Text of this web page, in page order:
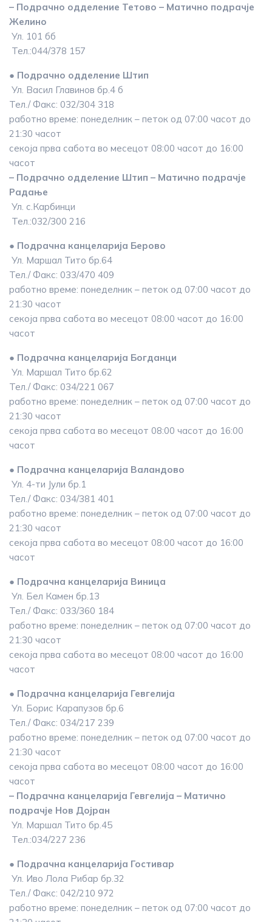
– Подрачно одделение Тетово – Матично подрачје
Желино
Ул. 101 бб
Тел.:044/378 157
● Подрачно одделение Штип
Ул. Васил Главинов бр.4 б
Тел./ Факс: 032/304 318
работно време: понеделник – петок од 07:00 часот до
21:30 часот
секоја прва сабота во месецот 08:00 часот до 16:00
часот
– Подрачно одделение Штип – Матично подрачје
Радање
Ул. с.Карбинци
Тел.:032/300 216
● Подрачна канцеларија Берово
Ул. Маршал Тито бр.64
Тел./ Факс: 033/470 409
работно време: понеделник – петок од 07:00 часот до
21:30 часот
секоја прва сабота во месецот 08:00 часот до 16:00
часот
● Подрачна канцеларија Богданци
Ул. Маршал Тито бр.62
Тел./ Факс: 034/221 067
работно време: понеделник – петок од 07:00 часот до
21:30 часот
секоја прва сабота во месецот 08:00 часот до 16:00
часот
● Подрачна канцеларија Валандово
Ул. 4-ти Јули бр.1
Тел./ Факс: 034/381 401
работно време: понеделник – петок од 07:00 часот до
21:30 часот
секоја прва сабота во месецот 08:00 часот до 16:00
часот
● Подрачна канцеларија Виница
Ул. Бел Камен бр.13
Тел./ Факс: 033/360 184
работно време: понеделник – петок од 07:00 часот до
21:30 часот
секоја прва сабота во месецот 08:00 часот до 16:00
часот
● Подрачна канцеларија Гевгелија
Ул. Борис Карапузов бр.6
Тел./ Факс: 034/217 239
работно време: понеделник – петок од 07:00 часот до
21:30 часот
секоја прва сабота во месецот 08:00 часот до 16:00
часот
– Подрачна канцеларија Гевгелија – Матично
подрачје Нов Дојран
Ул. Маршал Тито бр.45
Тел.:034/227 236
● Подрачна канцеларија Гостивар
Ул. Иво Лола Рибар бр.32
Тел./ Факс: 042/210 972
работно време: понеделник – петок од 07:00 часот до